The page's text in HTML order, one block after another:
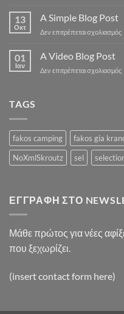
13
Οκτ
A Simple Blog Post
Δεν επιτρέπεται σχολιασμός
01
Ιαν
A Video Blog Post
Δεν επιτρέπεται σχολιασμός
TAGS
fakos camping fakos gia
NoXmlSkroutz
sel
ΕΓΓΡΑΦΉ ΣΤΟ
Μάθε πρώτος για νέες
που ξεχωρίζει.
(insert contact form here)